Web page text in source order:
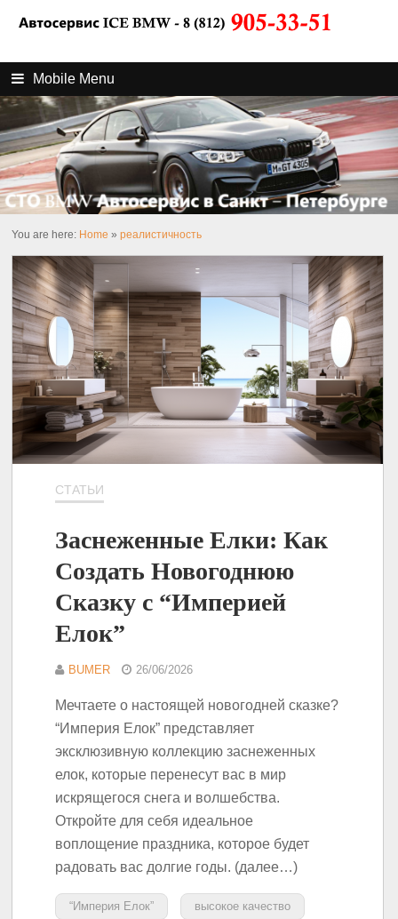
Mobile Menu
You are here: Home »реалистичность
СТАТЬИ
Заснеженные Елки: Как
Создать Новогоднюю
Сказку с “Империей
Елок”
BUMER 26/06/2026
Мечтаете о настоящей новогодней сказке?
“Империя Елок” представляет
эксклюзивную коллекцию заснеженных
елок, которые перенесут вас в мир
искрящегося снега и волшебства.
Откройте для себя идеальное
воплощение праздника, которое будет
радовать вас долгие годы. (далее…)
“Империя Елок” высокое качество